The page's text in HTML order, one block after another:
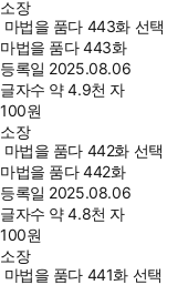
소장
마법을 품다 443화 선택
마법을 품다 443화
등록일 2025.08.06
글자수 약 4.9천 자
100원
소장
마법을 품다 442화 선택
마법을 품다 442화
등록일 2025.08.06
글자수 약 4.8천 자
100원
소장
마법을 품다 441화 선택